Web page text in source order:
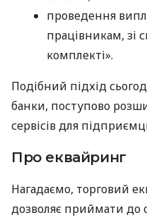
проведення
працівникам, зі
комплекті».
Подібний підхід
банки, поступово
сервісів для
Про еквайринг
Нагадаємо, торговий
дозволяє приймати до